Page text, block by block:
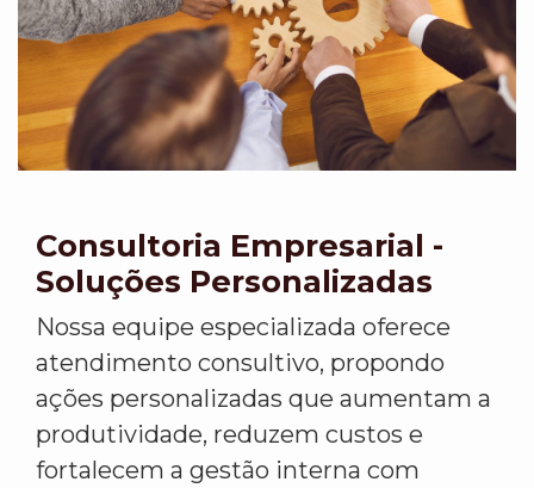
Consultoria Empresarial -
Soluções Personalizadas
Nossa equipe especializada oferece
atendimento consultivo, propondo
ações personalizadas que aumentam a
produtividade, reduzem custos e
fortalecem a gestão interna com